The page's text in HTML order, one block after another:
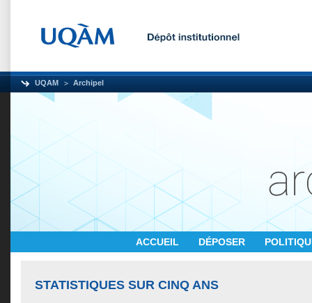
UQAM Archipel
ACCUEIL DÉPOSER
STATISTIQUES SUR CINQ ANS